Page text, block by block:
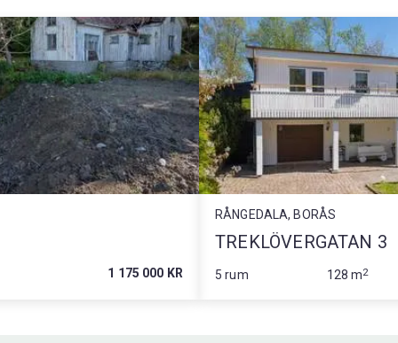
1 175 000 KR
RÅNGEDALA, BORÅS
TREKLÖVERGATAN 3
5 rum 128 m2